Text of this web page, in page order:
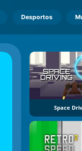
Desportos
Space